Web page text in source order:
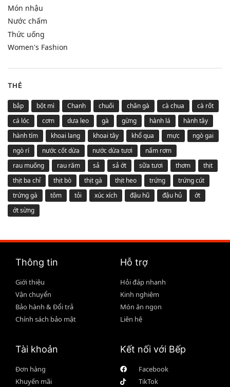
Món nhậu
Nước chấm
Thức uống
Women's Fashion
THẺ
bắp bột mì Chanh chuối chân gà cà chua
cà rốt
cá lóc
cơm dưa leo gà gừng hành lá
hành tây
hành tím
khoai lang khoai tây khổ qua mực
ngò gai
ngò rí
nước cốt dừa nước dừa tươi
nấm rơm
rau muống
rau răm sả sả ớt sữa tươi thơm
thịt
thịt ba chỉ
thịt bò thịt gà thịt heo trứng
trứng cút
trứng gà
tôm tỏi xúc xích đậu hũ đậu hủ
ớt
ớt sừng
Thông tin
Giới thiệu
Vận chuyển
Bảo hành & Đổi trả
Chính sách bảo mật
Hỗ trợ
Hỏi đáp nhanh
Kinh nghiệm
Món ăn ngon
Liên hệ
Tài khoản
Đơn hàng
Khuyến mãi
Kết nối với Bếp
Facebook
TikTok